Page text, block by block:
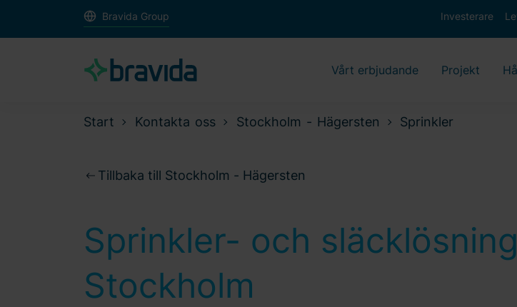
Bravida Group Investerare
Vårt erbjudande Projekt
Start Kontakta oss Stockholm - Hägersten Sprinkler
Tillbaka till Stockholm - Hägersten
Sprinkler- och
Stockholm